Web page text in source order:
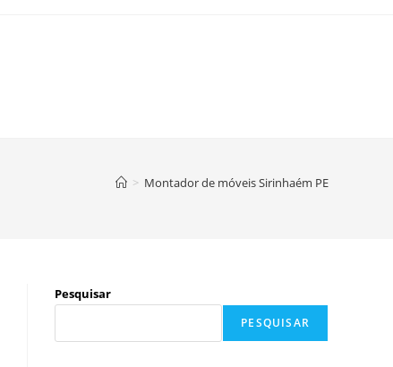
> Montador de móveis Sirinhaém PE
Pesquisar
PESQUISAR